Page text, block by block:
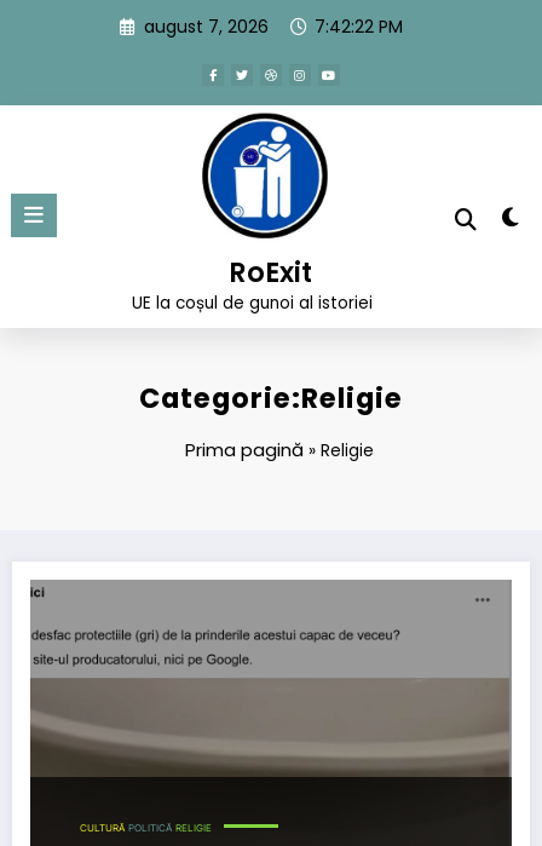
august 7, 2026 7:42:23 PM
RoExit
UE la coșul de gunoi al istoriei
Categorie:Religie
Prima pagină » Religie
Feminism – the glass ceiling
CULTURĂ POLITICĂ RELIGIE